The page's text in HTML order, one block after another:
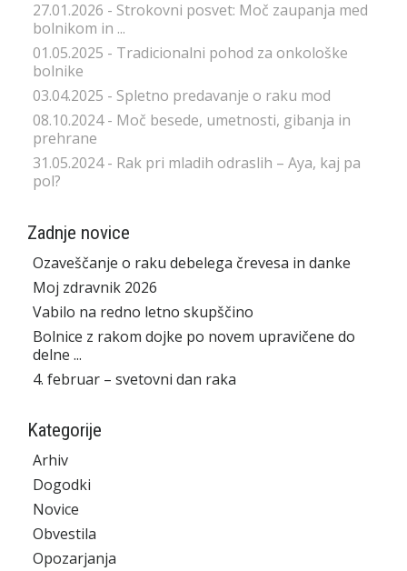
27.01.2026 - Strokovni posvet: Moč zaupanja med
bolnikom in ...
01.05.2025 - Tradicionalni pohod za onkološke
bolnike
03.04.2025 - Spletno predavanje o raku mod
08.10.2024 - Moč besede, umetnosti, gibanja in
prehrane
31.05.2024 - Rak pri mladih odraslih – Aya, kaj pa
pol?
Zadnje novice
Ozaveščanje o raku debelega črevesa in danke
Moj zdravnik 2026
Vabilo na redno letno skupščino
Bolnice z rakom dojke po novem upravičene do
delne ...
4. februar – svetovni dan raka
Kategorije
Arhiv
Dogodki
Novice
Obvestila
Opozarjanja